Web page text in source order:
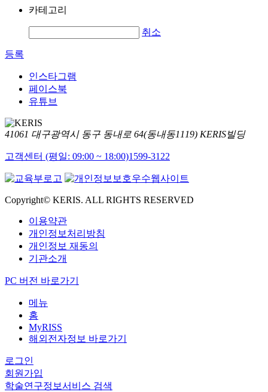
카테고리
취소
등록
인스타그램
페이스북
유튜브
41061 대구광역시 동구 동내로 64(동내동1119) KERIS빌딩
고객센터 (평일: 09:00 ~ 18:00)1599-3122
Copyright© KERIS. ALL RIGHTS RESERVED
이용약관
개인정보처리방침
개인정보 재동의
기관소개
PC 버전 바로가기
메뉴
홈
MyRISS
해외전자정보 바로가기
로그인
회원가입
학술연구정보서비스 검색